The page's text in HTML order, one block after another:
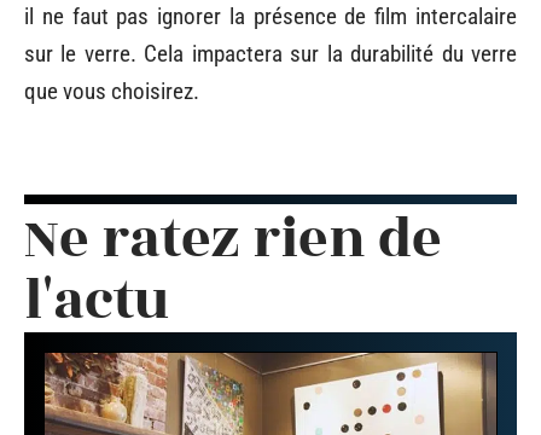
il ne faut pas ignorer la présence de film intercalaire
sur le verre. Cela impactera sur la durabilité du verre
que vous choisirez.
Ne ratez rien de
l'actu